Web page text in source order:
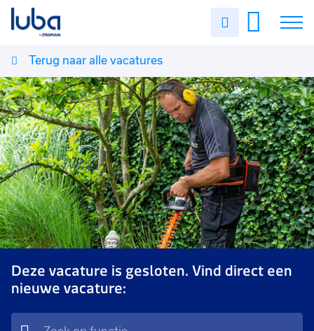
Uren
Vacatures
Over ons
Voor werkgevers
Contact
Terug naar alle vacatures
Deze vacature is gesloten. Vind direct een
nieuwe vacature: